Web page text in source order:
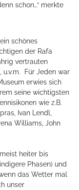
schon…“ merkte
schönes
der Rafa
vertrauten
u.v.m. Für Jeden war
erwies sich
seine wichtigsten
wie z.B.
Ivan Lendl,
Williams, John
heiter bis
Phasen) und
das Wetter mal
unser